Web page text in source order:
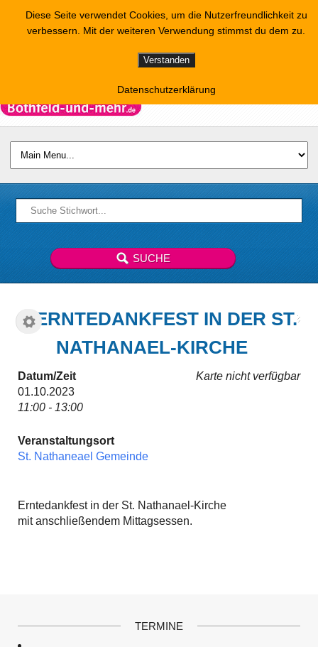
ERNTEDANKFEST IN DER ST.
NATHANAEL-KIRCHE
Karte nicht verfügbar
Datum/Zeit
01.10.2023
11:00 - 13:00
Veranstaltungsort
St. Nathaneael Gemeinde
Erntedankfest in der St. Nathanael-Kirche
mit anschließendem Mittagsessen.
TERMINE
Diese Seite verwendet Cookies, um die Nutzerfreundlichkeit zu
verbessern. Mit der weiteren Verwendung stimmst du dem zu.
Verstanden
Datenschutzerklärung